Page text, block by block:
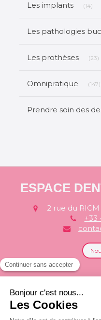
Les implants (14)
Les pathologies
Les prothèses (23)
Omnipratique (147)
Prendre soin des
ESPACE
2 rue du RICM
+33